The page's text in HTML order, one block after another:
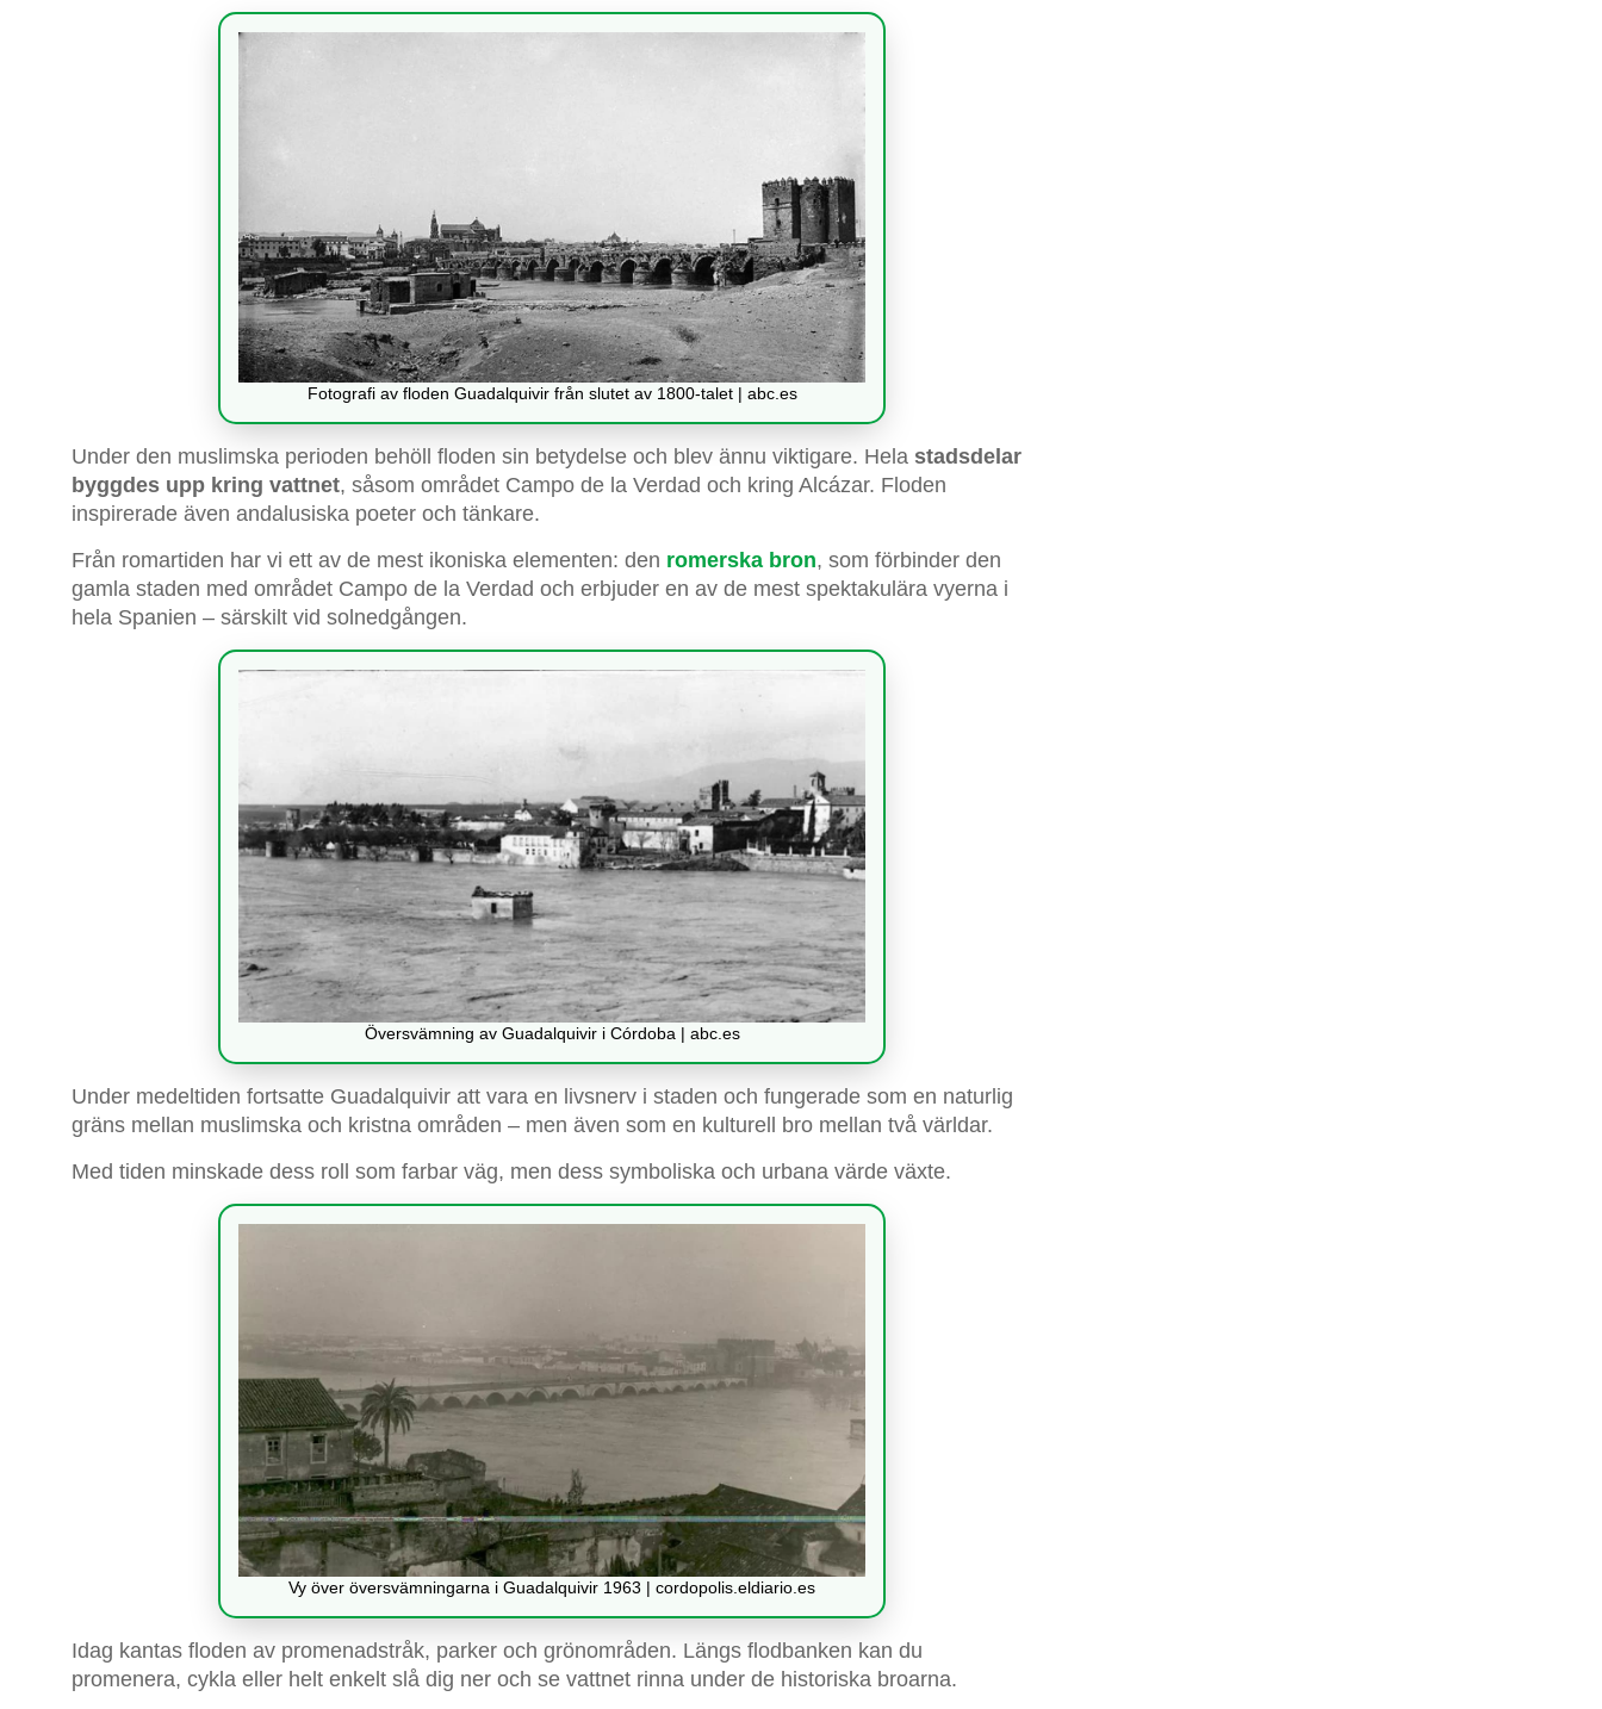
Fotografi av floden Guadalquivir från slutet av 1800-talet | abc.es
Under den muslimska perioden behöll floden sin betydelse och blev ännu viktigare. Hela stadsdelar
byggdes upp kring vattnet, såsom området Campo de la Verdad och kring Alcázar. Floden
inspirerade även andalusiska poeter och tänkare.
Från romartiden har vi ett av de mest ikoniska elementen: den romerska bron, som förbinder den
gamla staden med området Campo de la Verdad och erbjuder en av de mest spektakulära vyerna i
hela Spanien – särskilt vid solnedgången.
Översvämning av Guadalquivir i Córdoba | abc.es
Under medeltiden fortsatte Guadalquivir att vara en livsnerv i staden och fungerade som en naturlig
gräns mellan muslimska och kristna områden – men även som en kulturell bro mellan två världar.
Med tiden minskade dess roll som farbar väg, men dess symboliska och urbana värde växte.
Vy över översvämningarna i Guadalquivir 1963 | cordopolis.eldiario.es
Idag kantas floden av promenadstråk, parker och grönområden. Längs flodbanken kan du
promenera, cykla eller helt enkelt slå dig ner och se vattnet rinna under de historiska broarna.